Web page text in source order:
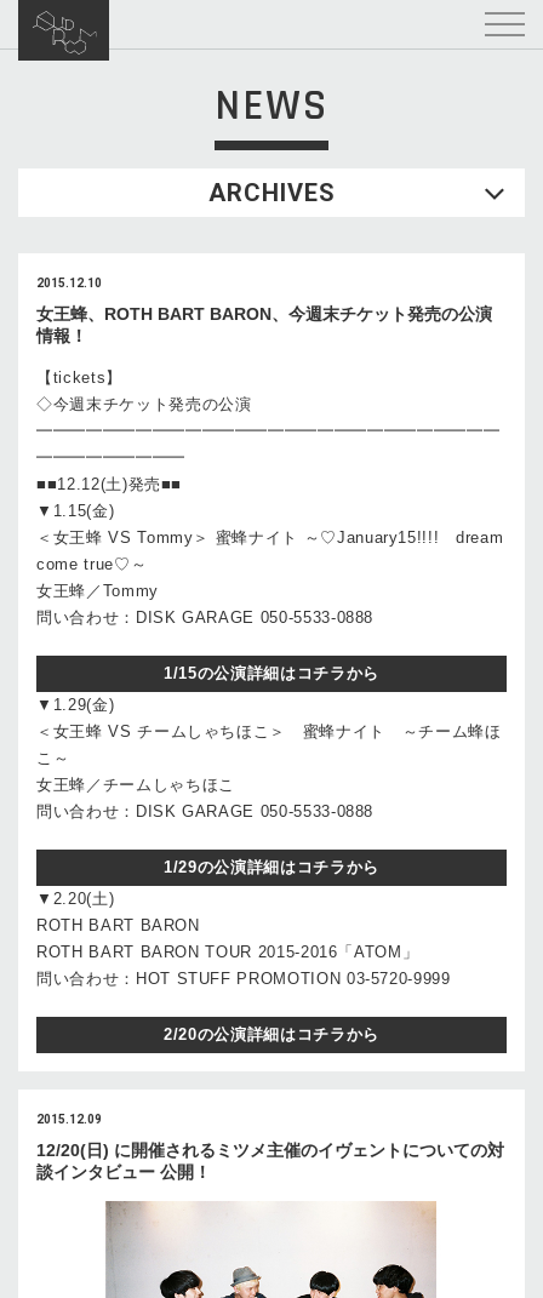
NEWS
ARCHIVES
2015.12.10
女王蜂、ROTH BART BARON、今週末チケット発売の公演
情報！
【tickets】
◇今週末チケット発売の公演
━━━━━━━━━━━━━━━━━━━━━━━━━━━━
━━━━━━━━━
■■12.12(土)発売■■
▼1.15(金)
＜女王蜂 VS Tommy＞ 蜜蜂ナイト ～♡January15!!!! dream
come true♡～
女王蜂／Tommy
問い合わせ：DISK GARAGE 050-5533-0888
1/15の公演詳細はコチラから
▼1.29(金)
＜女王蜂 VS チームしゃちほこ＞ 蜜蜂ナイト ～チーム蜂ほ
こ～
女王蜂／チームしゃちほこ
問い合わせ：DISK GARAGE 050-5533-0888
1/29の公演詳細はコチラから
▼2.20(土)
ROTH BART BARON
ROTH BART BARON TOUR 2015-2016「ATOM」
問い合わせ：HOT STUFF PROMOTION 03-5720-9999
2/20の公演詳細はコチラから
2015.12.09
12/20(日) に開催されるミツメ主催のイヴェントについての対
談インタビュー 公開！